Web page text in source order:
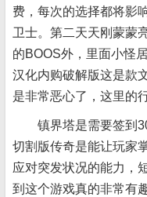
费，每次的选择都将影
卫士。第二天天刚蒙蒙
的BOOS外，里面小怪
汉化内购破解版这是款
是非常恶心了，这里的
镇界塔是需要签到30
切割版传奇是能让玩家
应对突发状况的能力，
到这个游戏真的非常有